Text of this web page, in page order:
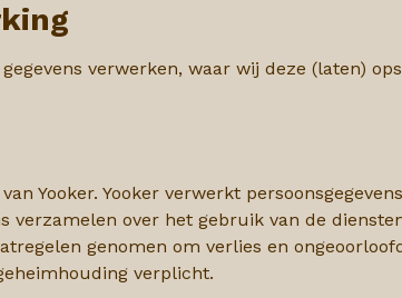
verwerken, waar wij deze (laten)
Yooker. Yooker verwerkt
verzamelen over het gebruik van de
genomen om verlies en
verplicht.